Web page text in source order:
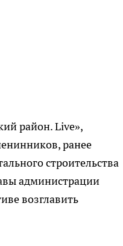
район. Live»,
ранее
строительства
администрации
возглавить